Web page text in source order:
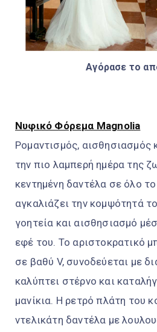
Αγόρασε το
Νυφικό Φόρεμα Magnolia
Ρομαντισμός, αισθησιασμός
την πιο λαμπερή ημέρα της
κεντημένη δαντέλα σε όλο
αγκαλιάζει την κομψότητά
γοητεία και αισθησιασμό
εφέ του. Το αριστοκρατικό
σε βαθύ V, συνοδεύεται με
καλύπτει στέρνο και
μανίκια. Η ρετρό πλάτη του
ντελικάτη δαντέλα με